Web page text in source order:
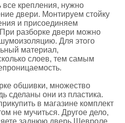
все крепления, нужно
двери. Монтируем стойку
и присоединяем
разборке двери можно
Для этого
материал,
слоев, тем самым
обшивки, множество
сделаны они из пластика.
в магазине комплект
не мучиться. Другое дело,
заднюю дверь Шевроле